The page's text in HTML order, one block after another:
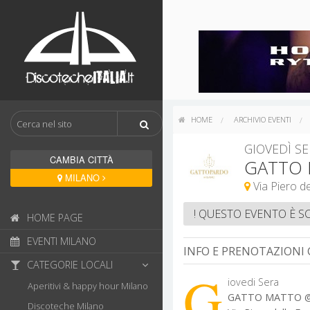
CAMBIA CITTÀ
MILANO
HOME PAGE
EVENTI MILANO
CATEGORIE LOCALI
Aperitivi & happy hour Milano
Discoteche Milano
HOME ARCHIVIO EVENTI
GIOVEDÌ
GATTO
! QUESTO EVENTO È
INFO E PRENOTAZIONI
iovedi Sera
GATTO MATTO